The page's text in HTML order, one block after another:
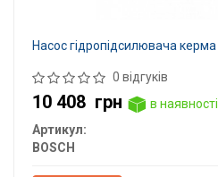
Насос гідропідсилювача керма
0 відгуків
10 408 грн
в наявності
Артикул:
BOSCH